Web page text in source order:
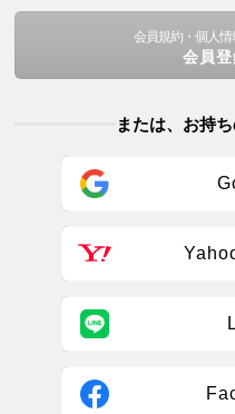
会員規約・個人
会員
または、お持